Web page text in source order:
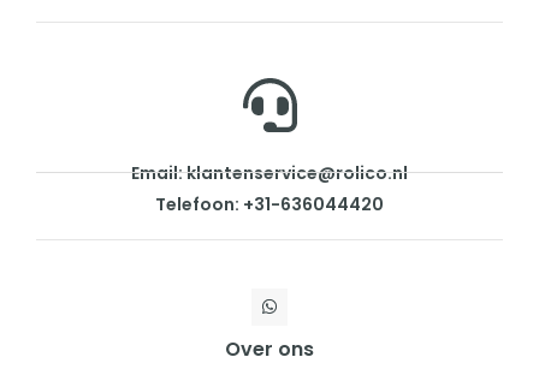
Email: klantenservice@rolico.nl
Telefoon: +31-636044420
Over ons